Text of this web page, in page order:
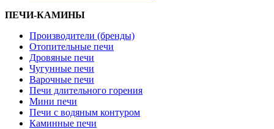
ПЕЧИ-КАМИНЫ
Производители (бренды)
Отопительные печи
Дровяные печи
Чугунные печи
Варочные печи
Печи длительного горения
Мини печи
Печи с водяным контуром
Каминные печи